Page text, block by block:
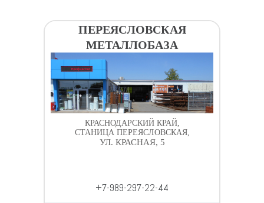
ПЕРЕЯСЛОВСКАЯ
МЕТАЛЛОБАЗА
КРАСНОДАРСКИЙ КРАЙ,
СТАНИЦА ПЕРЕЯСЛОВСКАЯ,
УЛ. КРАСНАЯ, 5
+7-989-297-22-44